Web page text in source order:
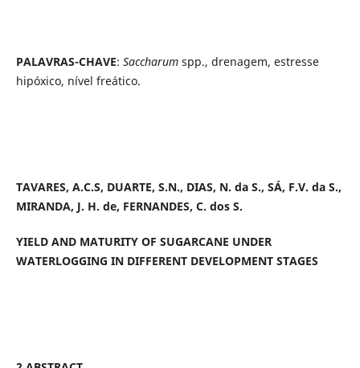
PALAVRAS-CHAVE: Saccharumspp., drenagem, estresse
hipóxico, nível freático.
TAVARES, A.C.S, DUARTE, S.N., DIAS, N. da S., SÁ, F.V. da S.,
MIRANDA, J. H. de, FERNANDES, C. dos S.
YIELD AND MATURITY OF SUGARCANE UNDER
WATERLOGGING IN DIFFERENT DEVELOPMENT STAGES